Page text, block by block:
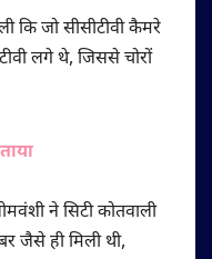
कि जो सीसीटीवी कैमरे
लगे थे, जिससे चोरों
ने सिटी कोतवाली
जैसे ही मिली थी,